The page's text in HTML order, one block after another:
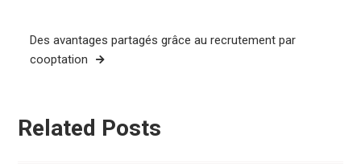
l’article
Des avantages partagés grâce au recrutement par
cooptation
Related Posts